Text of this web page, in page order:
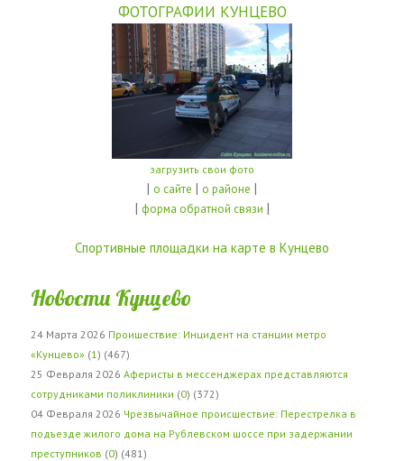
ФОТОГРАФИИ КУНЦЕВО
загрузить свои фото
| о сайте | о районе |
| форма обратной связи |
Спортивные площадки на карте в Кунцево
Новости Кунцево
24 Марта 2026 Проишествие: Инцидент на станции метро
«Кунцево» (1 ) (467)
25 Февраля 2026 Аферисты в мессенджерах представляются
сотрудниками поликлиники (0) (372)
04 Февраля 2026 Чрезвычайное происшествие: Перестрелка в
подъезде жилого дома на Рублевском шоссе при задержании
преступников (0) (481)